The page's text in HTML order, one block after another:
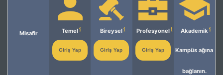
Misafir Temel
Giriş Yap
Bireysel
Giriş Yap
Profesyonel
Giriş Yap
Akademik
Kampüs ağına
bağlanın.